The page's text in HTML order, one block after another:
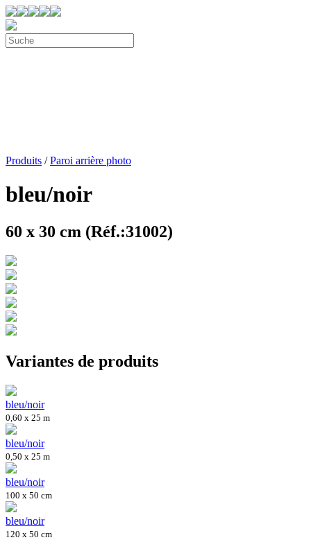
Produits /Paroi arrière photo
bleu/noir
60 x 30 cm (Réf.:31002)
Variantes de produits
bleu/noir
0,60 x 25 m
bleu/noir
0,50 x 25 m
bleu/noir
100 x 50 cm
bleu/noir
120 x 50 cm